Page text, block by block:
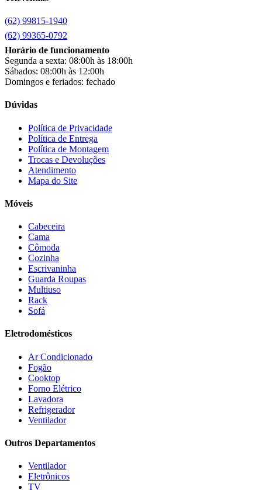
Clarice
clock
Colibri
Colli(53)
Colormaq(43)
Companhia do Estofado
Cotherm(2)
D' Doro Móveis
Dako(23)
Demóbile(13)
Dômina
Doripel
Estofados solar
Fischer
Giga
Gree(3)
Henn
Hisense
Hot Sat
HP
JB BECHARA
Kaiki Móveis
KAMABEL
(62) 99815-1940
(62) 99365-0792
Horário de funcionamento
Segunda a sexta: 08:00h às 18:00h
Sábados: 08:00h às 12:00h
Domingos e feriados: fechado
Dúvidas
Política de Privacidade
Política de Entrega
Política de Montagem
Trocas e Devoluções
Atendimento
Mapa do Site
Móveis
Cabeceira
Cama
Cômoda
Cozinha
Escrivaninha
Guarda Roupas
Multiuso
Rack
Sofá
Eletrodomésticos
Ar Condicionado
Fogão
Cooktop
Forno Elétrico
Lavadora
Refrigerador
Ventilador
Outros Departamentos
Ventilador
Eletrônicos
TV